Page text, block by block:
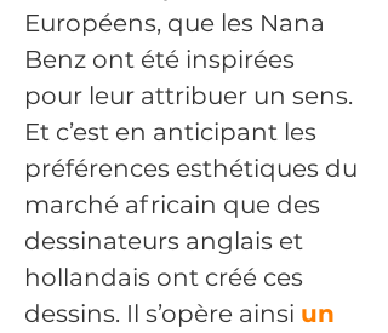
Européens, que les Nana
Benz ont été inspirées
pour leur attribuer un sens.
Et c’est en anticipant les
préférences esthétiques du
marché africain que des
dessinateurs anglais et
hollandais ont créé ces
dessins. Il s’opère ainsi un